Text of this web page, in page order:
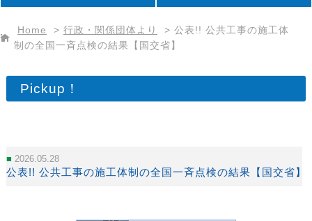
Home > 行政・関係団体より > 公表!! 公共工事の施工体
制の全国一斉点検の結果【国交省】
Pickup！
2026.05.28
公表!! 公共工事の施工体制の全国一斉点検の結果【国交省】